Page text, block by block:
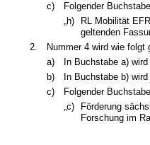
c)
Folgender
„h)
RL Mobilität
geltenden
2.
Nummer 4 wird wie folgt
a)
In Buchstabe a)
b)
In Buchstabe b)
c)
Folgender
„c)
Förderung
Forschung im